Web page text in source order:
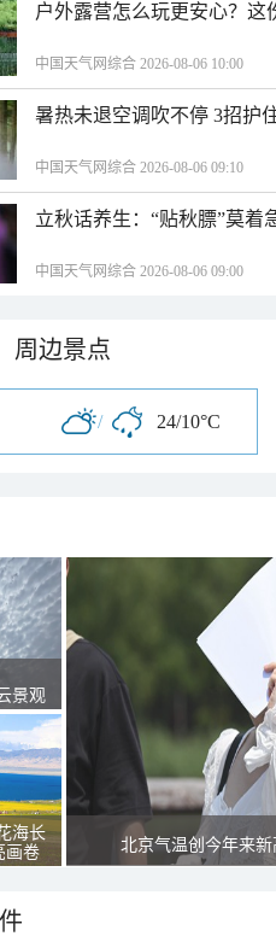
户外露营怎么玩更安心？这
中国天气网综合 2026-08-06 10:00
暑热未退空调吹不停 3招护
中国天气网综合 2026-08-06 09:10
立秋话养生：“贴秋膘”莫着
中国天气网综合 2026-08-06 09:00
周边景点
/ 24/10°C
景观
海长
画卷
北京气温创今年来